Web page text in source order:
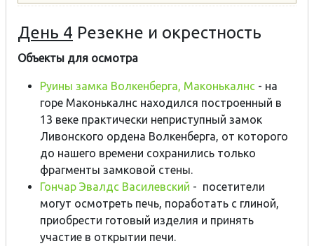
День 4 Резекне и окрестность
Объекты для осмотра
Руины замка Волкенберга, Маконькалнс - на
горе Маконькалнс находился построенный в
13 веке практически неприступный замок
Ливонского ордена Волкенберга, от которого
до нашего времени сохранились только
фрагменты замковой стены.
Гончар Эвалдс Василевский - посетители
могут осмотреть печь, поработать с глиной,
приобрести готовый изделия и принять
участие в открытии печи.